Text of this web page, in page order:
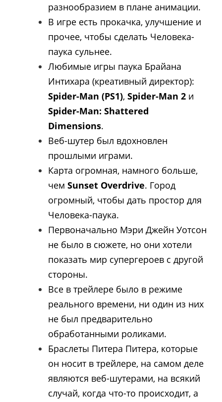
разнообразием в плане анимации.
В игре есть прокачка, улучшение и
прочее, чтобы сделать Человека-
паука сульнее.
Любимые игры паука Брайана
Интихара (креативный директор):
Spider-Man (PS1), Spider-Man 2 и
Spider-Man: Shattered
Dimensions.
Веб-шутер был вдохновлен
прошлыми играми.
Карта огромная, намного больше,
чем Sunset Overdrive. Город
огромный, чтобы дать простор для
Человека-паука.
Первоначально Мэри Джейн Уотсон
не было в сюжете, но они хотели
показать мир супергероев с другой
стороны.
Все в трейлере было в режиме
реального времени, ни один из них
не был предварительно
обработанными роликами.
Браслеты Питера Питера, которые
он носит в трейлере, на самом деле
являются веб-шутерами, на всякий
случай, когда что-то происходит, а